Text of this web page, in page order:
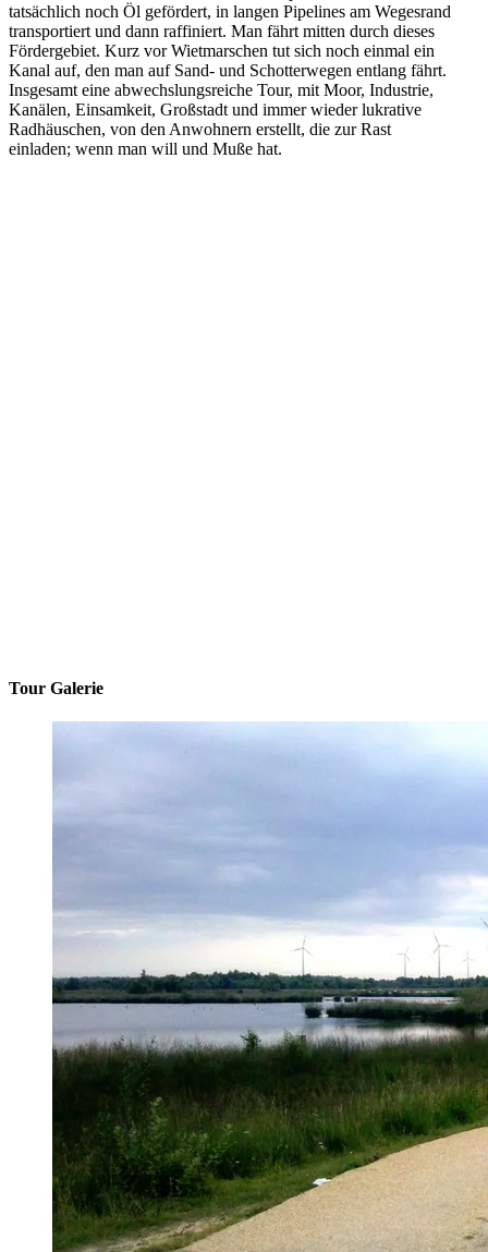
tatsächlich noch Öl gefördert, in langen Pipelines am Wegesrand
transportiert und dann raffiniert. Man fährt mitten durch dieses
Fördergebiet. Kurz vor Wietmarschen tut sich noch einmal ein
Kanal auf, den man auf Sand- und Schotterwegen entlang fährt.
Insgesamt eine abwechslungsreiche Tour, mit Moor, Industrie,
Kanälen, Einsamkeit, Großstadt und immer wieder lukrative
Radhäuschen, von den Anwohnern erstellt, die zur Rast
einladen; wenn man will und Muße hat.
Tour Galerie